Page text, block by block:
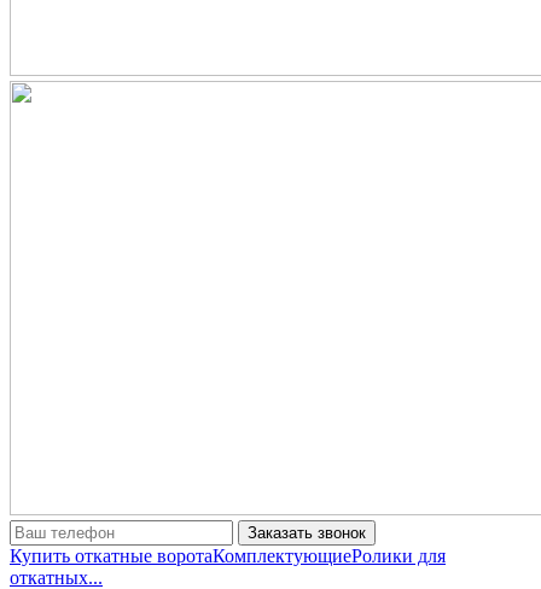
Заказать звонок
Купить откатные воротаКомплектующиеРолики для
откатных...